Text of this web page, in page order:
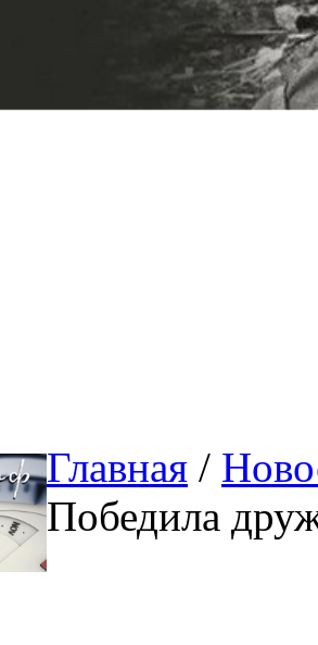
Главная /
Победила